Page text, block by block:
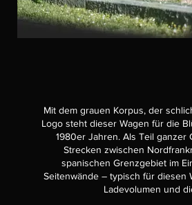
Mit dem grauen Korpus, der
Logo steht dieser Wagen für die
1980er Jahren. Als Teil
Strecken zwischen
spanischen Grenzgebiet im
Seitenwände – typisch für diesen
Ladevolumen und